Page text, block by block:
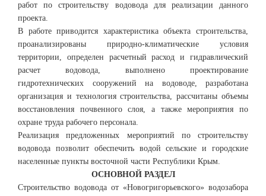
работ по строительству водовода для реализации данного
проекта.
В работе приводится характеристика объекта строительства,
проанализированы природно-климатические условия
территории, определен расчетный расход и гидравлический
расчет водовода, выполнено проектирование
гидротехнических сооружений на водоводе, разработана
организация и технология строительства, рассчитаны объемы
восстановления почвенного слоя, а также мероприятия по
охране труда рабочего персонала.
Реализация предложенных мероприятий по строительству
водовода позволит обеспечить водой сельские и городские
населенные пункты восточной части Республики Крым.
ОСНОВНОЙ РАЗДЕЛ
Строительство водовода от «Новогригорьевского» водозабора